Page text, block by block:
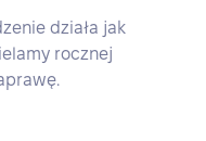
działa jak
rocznej